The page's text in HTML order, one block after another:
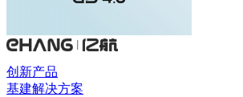
创新产品
基建解决方案